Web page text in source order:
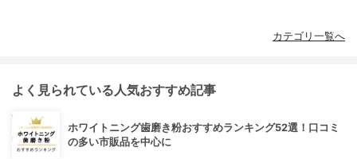
カテゴリ一覧へ
よく見られている人気おすすめ記事
ホワイトニング歯磨き粉おすすめランキング52選！口コミ
の多い市販品を中心に